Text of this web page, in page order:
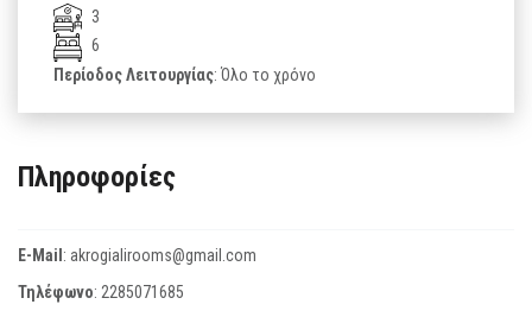
3
6
Περίοδος Λειτουργίας: Όλο το χρόνο
Πληροφορίες
E-Mail: akrogialirooms@gmail.com
Τηλέφωνο: 2285071685